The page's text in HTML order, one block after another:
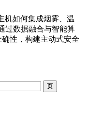
机如何集成烟雾、温
过数据融合与智能算
性，构建主动式安全